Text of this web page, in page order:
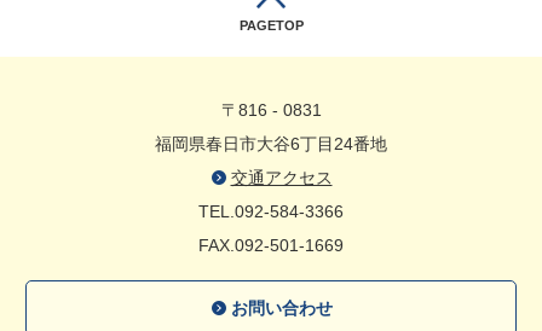
PAGETOP
〒816 - 0831
福岡県春日市大谷6丁目24番地
交通アクセス
TEL.092-584-3366
FAX.092-501-1669
お問い合わせ